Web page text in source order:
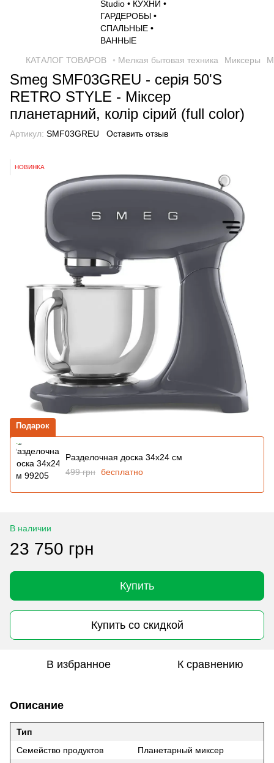
КАТАЛОГ ТОВАРОВ ◦ Мелкая бытовая техника Миксеры
Smeg SMF03GREU - серія 50'S
RETRO STYLE - Міксер
планетарний, колір сірий (full color)
Артикул: SMF03GREU Оставить отзыв
НОВИНКА
Подарок
Разделочная доска 34x24 см
499 грн бесплатно
В наличии
23 750 грн
Купить
Купить со скидкой
В избранное К сравнению
Описание
Тип
Семейство продуктов
Планетарный миксер